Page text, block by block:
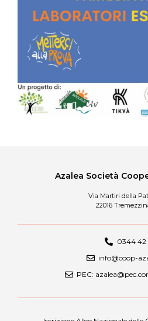
Azalea Società
Via Martiri della
22016
0344 42
info@coop-
PEC: